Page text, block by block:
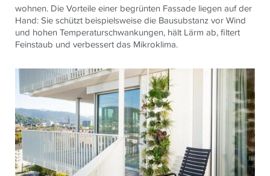
wohnen. Die Vorteile einer begrünten Fassade liegen auf der
Hand: Sie schützt beispielsweise die Bausubstanz vor Wind
und hohen Temperaturschwankungen, hält Lärm ab, filtert
Feinstaub und verbessert das Mikroklima.